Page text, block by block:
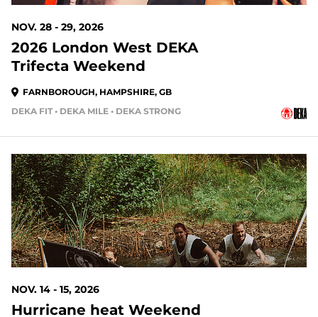
NOV. 28 - 29, 2026
2026 London West DEKA
Trifecta Weekend
FARNBOROUGH, HAMPSHIRE, GB
DEKA FIT • DEKA MILE • DEKA STRONG
NOV. 14 - 15, 2026
Hurricane heat Weekend